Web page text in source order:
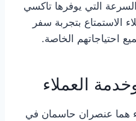
التي يوفرها تاكسي
الاستمتاع بتجربة سفر
احتياجاتهم الخاصة.
العملاء
هما عنصران حاسمان في